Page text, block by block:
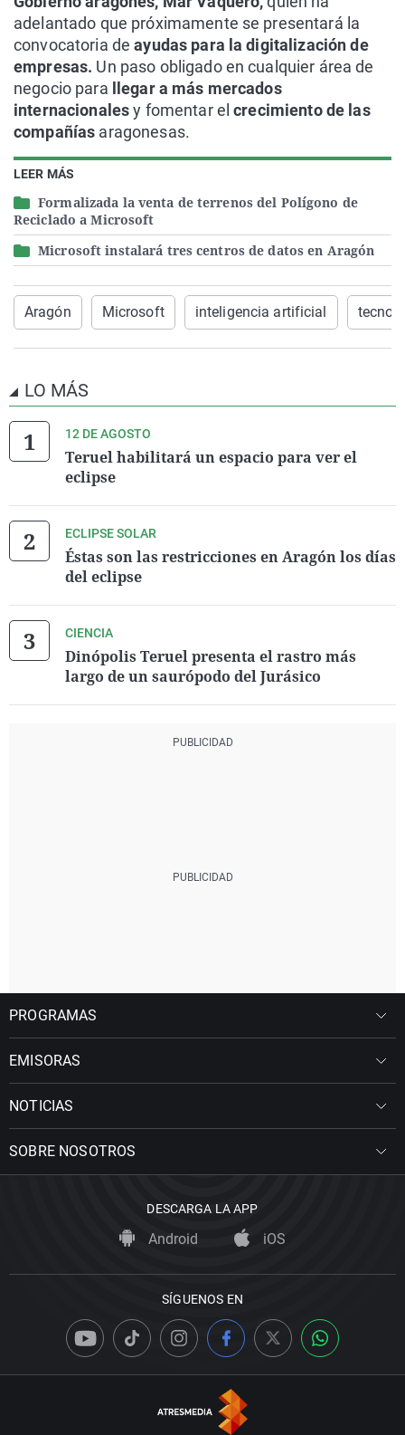
LEER MÁS
Formalizada la venta de terrenos del Polígono de
Reciclado a Microsoft
Microsoft instalará tres centros de datos en Aragón
adelantado que próximamente se presentará la
convocatoria de ayudas para la digitalización de
empresas. Un paso obligado en cualquier área de
negocio para
llegar a más mercados
internacionalesy fomentar elcrecimiento de las
compañías aragonesas.
Aragón Microsoft inteligencia artificial
LO MÁS
12 DE AGOSTO
Teruel habilitará un espacio para ver el
eclipse
ECLIPSE SOLAR
Éstas son las restricciones en Aragón los días
del eclipse
CIENCIA
Dinópolis Teruel presenta el rastro más
largo de un saurópodo del Jurásico
PROGRAMAS
EMISORAS
NOTICIAS
SOBRE NOSOTROS
DESCARGA LA APP
Android iOS
SÍGUENOS EN